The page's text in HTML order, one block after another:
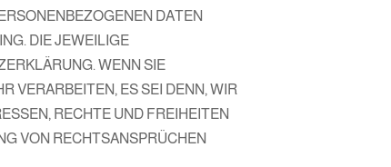
DATEN
DIE JEWEILIGE
WENN SIE
VERARBEITEN, ES SEI DENN, WIR
RECHTE UND FREIHEITEN
VON RECHTSANSPRÜCHEN